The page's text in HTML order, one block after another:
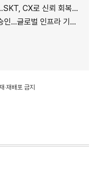
CX로 신뢰 회복 나선다
로벌 인프라 기준 제시
·재배포 금지